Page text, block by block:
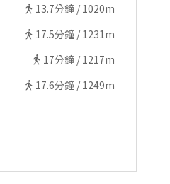
13.7分鐘 / 1020m
17.5分鐘 / 1231m
17分鐘 / 1217m
17.6分鐘 / 1249m